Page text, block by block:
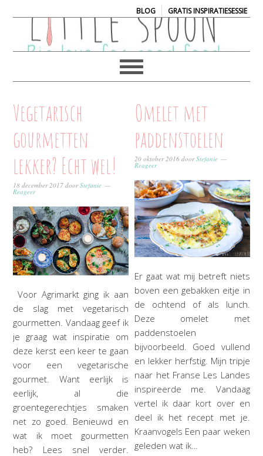
BLOG| GRATIS INSPIRATIESESSIE
Vegetarisch
gourmetten
lekker? Echt wel!
18 december 2017 doorStefanie
Reageer
Voor Agrimarkt ging ik aan
de slag met vegetarisch
gourmetten. Vandaag geef ik
je graag wat inspiratie om
deze kerst een keer te gaan
voor een vegetarische
gourmet. Want eerlijk is
eerlijk, al die
groentegerechtjes smaken
net zo goed. Benieuwd en
wat ik moet gourmetten
heb? Lees snel verder.
Omelet met
paddenstoelen
20 oktober 2016 doorStefanie
Reageer
Er gaat wat mij betreft niets
boven een gebakken eitje in
de ochtend of als lunch.
Deze omelet met
paddenstoelen
bijvoorbeeld. Goed vullend
en lekker herfstig. Mijn tripje
naar het Franse Les Landes
inspireerde me. Vandaag
vertel ik daar kort over en
deel ik het recept met je.
Kraanvogels Een paar weken
geleden wat ik…